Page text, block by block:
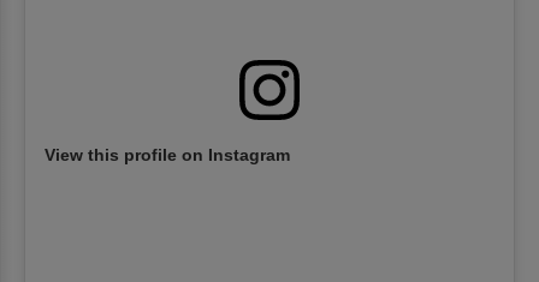
View this profile on Instagram